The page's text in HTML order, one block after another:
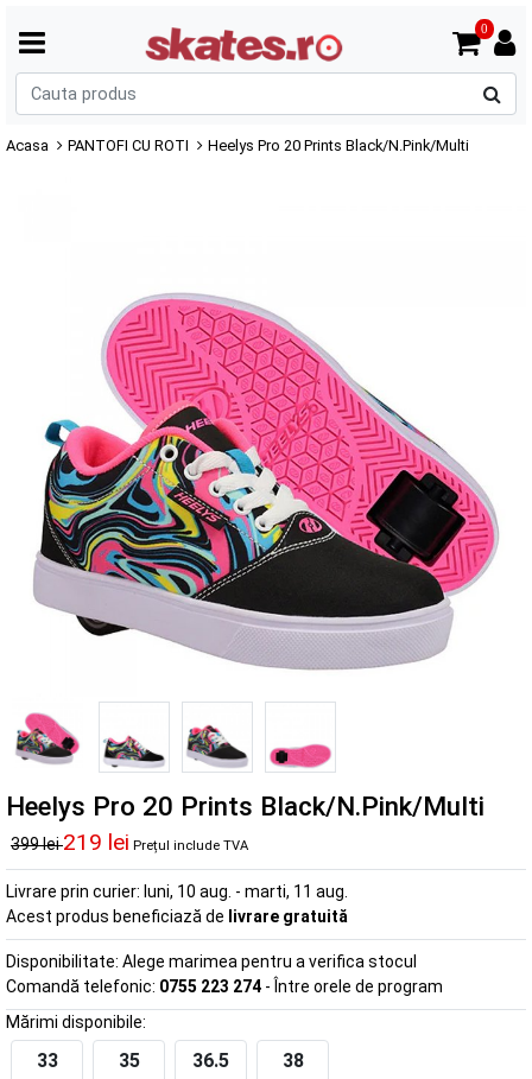
0
Acasa PANTOFI CU ROTI Heelys Pro 20 Prints Black/N.Pink/Multi
Heelys Pro 20 Prints Black/N.Pink/Multi
399 lei219 lei Prețul include TVA
Livrare prin curier: luni, 10 aug. - marti, 11 aug.
Acest produs beneficiază de livrare gratuită
Disponibilitate: Alege marimea pentru a verifica stocul
Comandă telefonic: 0755 223 274 - Între orele de program
Mărimi disponibile:
33 35 36.5 38